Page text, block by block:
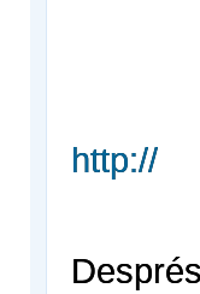
http://